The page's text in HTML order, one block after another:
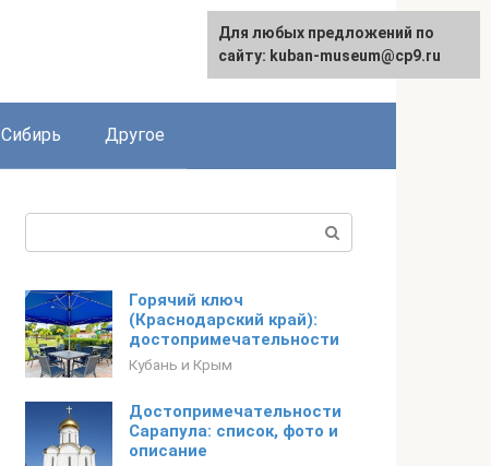
Сибирь Другое
Горячий ключ
(Краснодарский край):
достопримечательности
Кубань и Крым
Достопримечательности
Сарапула: список, фото и
описание
Для любых предложений по
сайту: kuban-museum@cp9.ru